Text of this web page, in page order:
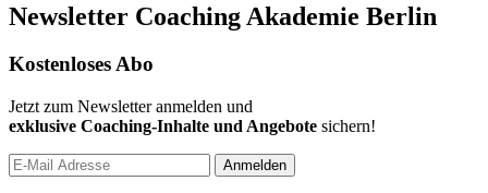
Newsletter Coaching Akademie Berlin
Kostenloses Abo
Jetzt zum Newsletter anmelden und
exklusive Coaching-Inhalte und Angebote sichern!
Anmelden